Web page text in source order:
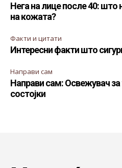
Нега на лице после 40: што
на кожата?
Факти и цитати
Интересни факти што
Направи сам
Направи сам: Освежувач
состојки